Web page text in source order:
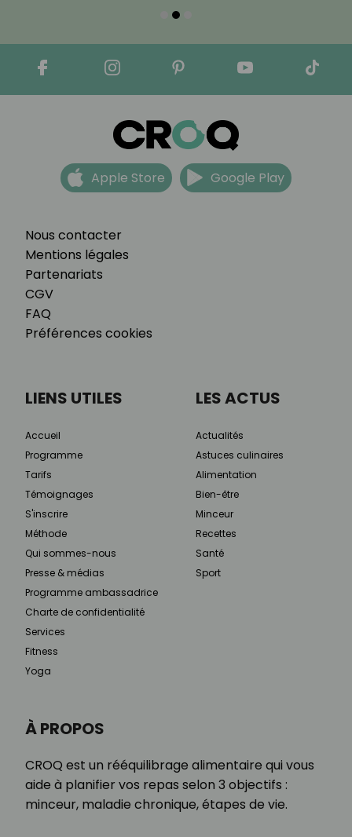
Nous contacter
Mentions légales
Partenariats
CGV
FAQ
Préférences cookies
Apple Store Google Play
À PROPOS
CROQ est un rééquilibrage alimentaire qui vous
aide à planifier vos repas selon 3 objectifs :
minceur, maladie chronique, étapes de vie.
LIENS UTILES
Accueil
Programme
Tarifs
Témoignages
S'inscrire
Méthode
Qui sommes-nous
Presse & médias
Programme ambassadrice
Charte de confidentialité
Services
Fitness
Yoga
LES ACTUS
Actualités
Astuces culinaires
Alimentation
Bien-être
Minceur
Recettes
Santé
Sport